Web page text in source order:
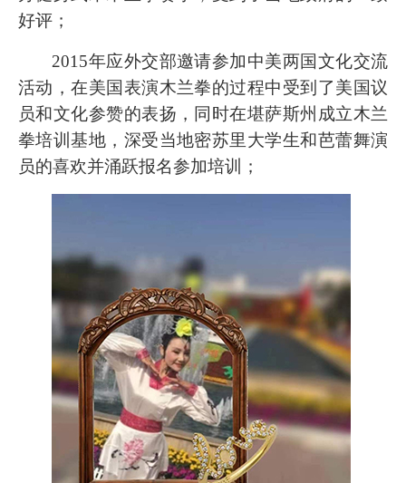
好评；
2015年应外交部邀请参加中美两国文化交流
活动，在美国表演木兰拳的过程中受到了美国议
员和文化参赞的表扬，同时在堪萨斯州成立木兰
拳培训基地，深受当地密苏里大学生和芭蕾舞演
员的喜欢并涌跃报名参加培训；